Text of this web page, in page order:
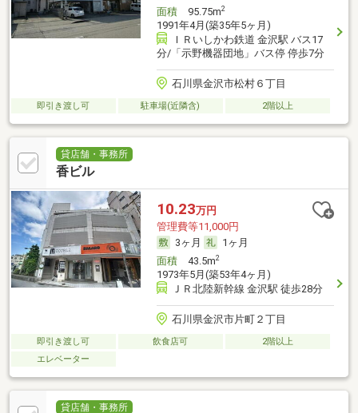
面積95.75m2
1991年4月(築35年5ヶ月)
ＩＲいしかわ鉄道 金沢駅 バス17
分/「示野機器団地」バス停 停歩7分
石川県金沢市松村６丁目
即引き渡し可 駐車場(近隣含) 2階以上
貸店舗・事務所
香ビル
10.23万円
管理費等11,000円
3ヶ月
1ヶ月
面積43.5m2
1973年5月(築53年4ヶ月)
ＪＲ北陸新幹線 金沢駅 徒歩28分
石川県金沢市片町２丁目
即引き渡し可 飲食店可
2階以上
エレベーター
貸店舗・事務所